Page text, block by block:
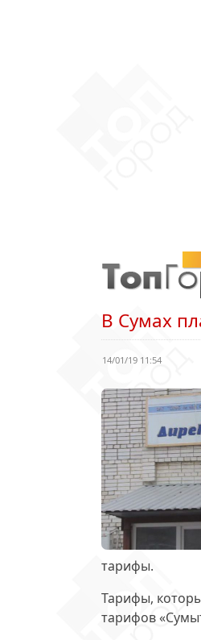
В Сумах
14/01/19 11:54
тарифы.
Тарифы,
тарифов